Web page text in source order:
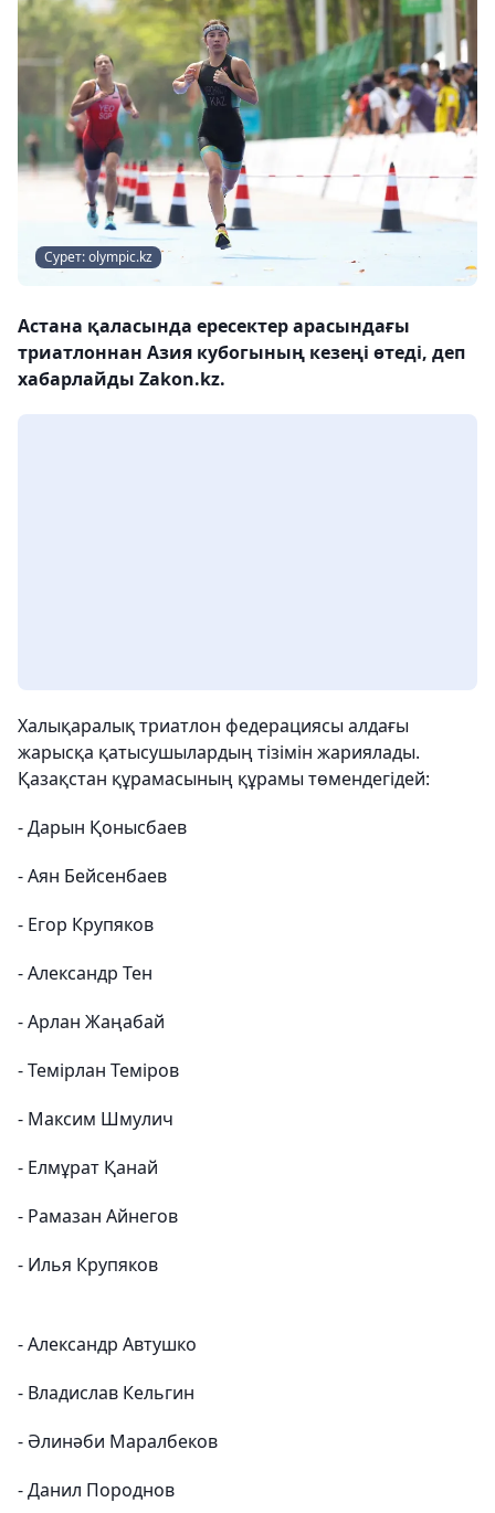
Сурет: olympic.kz
Астана қаласында ересектер арасындағы
триатлоннан Азия кубогының кезеңі өтеді, деп
хабарлайды Zakon.kz.
Халықаралық триатлон федерациясы алдағы
жарысқа қатысушылардың тізімін жариялады.
Қазақстан құрамасының құрамы төмендегідей:
- Дарын Қонысбаев
- Аян Бейсенбаев
- Егор Крупяков
- Александр Тен
- Арлан Жаңабай
- Темірлан Теміров
- Максим Шмулич
- Елмұрат Қанай
- Рамазан Айнегов
- Илья Крупяков
- Александр Автушко
- Владислав Кельгин
- Әлинәби Маралбеков
- Данил Породнов